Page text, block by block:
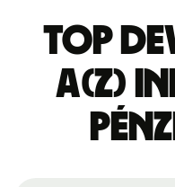
Top
a(z)